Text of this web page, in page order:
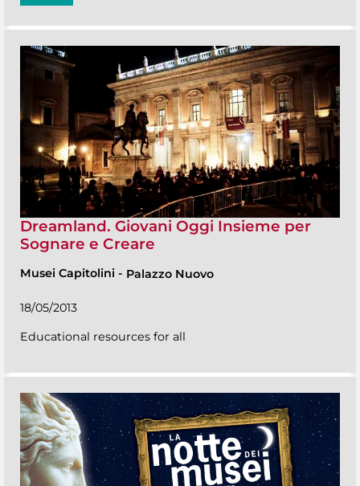
Dreamland. Giovani Oggi Insieme per
Sognare e Creare
Musei Capitolini - Palazzo Nuovo
18/05/2013
Educational resources for all